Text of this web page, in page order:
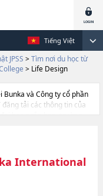
Tiếng Việt
JPSS > Tìm nơi du học từ
> Life Design
và Công ty cổ phần
đăng tải các thông tin của
học ngắn hạn, trường
các Ngành Life Design,
đến thi tuyển như số
thiết bị, hướng dẫn địa
International